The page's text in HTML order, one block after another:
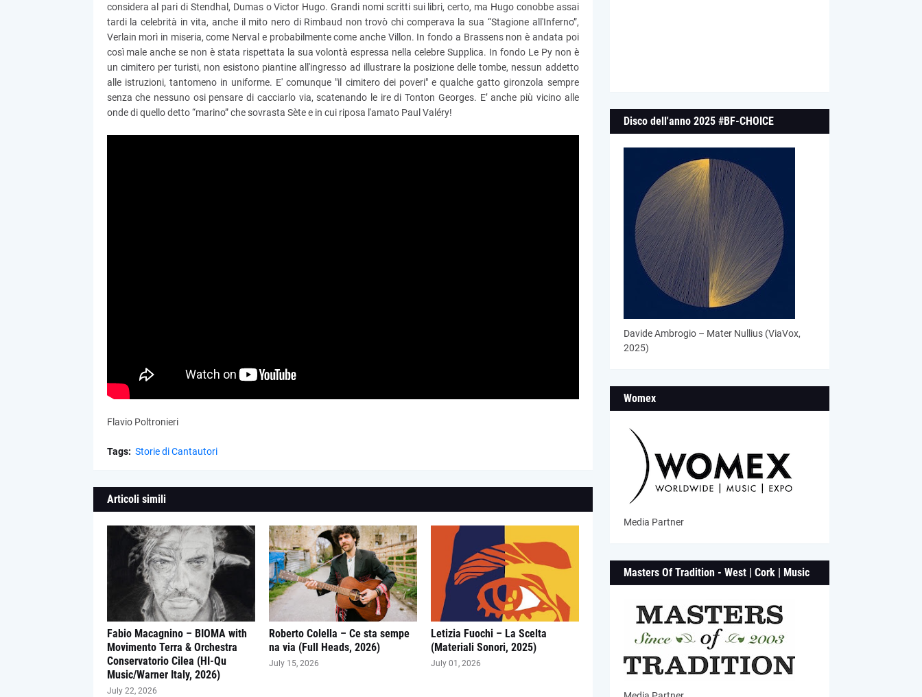
considera al pari di Stendhal, Dumas o Victor Hugo. Grandi nomi scritti sui libri, certo, ma Hugo conobbe assai
tardi la celebrità in vita, anche il mito nero di Rimbaud non trovò chi comperava la sua “Stagione all'Inferno”,
Verlain morì in miseria, come Nerval e probabilmente come anche Villon. In fondo a Brassens non è andata poi
così male anche se non è stata rispettata la sua volontà espressa nella celebre Supplica. In fondo Le Py non è
un cimitero per turisti, non esistono piantine all'ingresso ad illustrare la posizione delle tombe, nessun addetto
alle istruzioni, tantomeno in uniforme. E' comunque "il cimitero dei poveri" e qualche gatto gironzola sempre
senza che nessuno osi pensare di cacciarlo via, scatenando le ire di Tonton Georges. E’ anche più vicino alle
onde di quello detto “marino” che sovrasta Sète e in cui riposa l'amato Paul Valéry!
Flavio Poltronieri
Tags: Storie di Cantautori
Articoli simili
Fabio Macagnino – BIOMA with
Movimento Terra & Orchestra
Conservatorio Cilea (HI-Qu
Music/Warner Italy, 2026)
July 22, 2026
Roberto Colella – Ce sta sempe
na via (Full Heads, 2026)
July 15, 2026
Letizia Fuochi – La Scelta
(Materiali Sonori, 2025)
July 01, 2026
Disco dell'anno 2025 #BF-CHOICE
Davide Ambrogio – Mater Nullius (ViaVox,
2025)
Womex
Media Partner
Masters Of Tradition - West | Cork | Music